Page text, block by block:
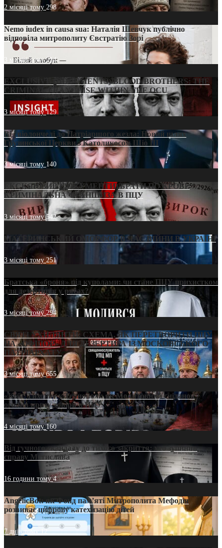
2 місяці тому 298
Nemo iudex in causa sua: Наталія Шевчук публічно
відповіла митрополиту Євстратію Зорі
3 місяці тому214
EXCLUSIVE (DOCUMENTS)/BLOOD BROTHERS: THE
CRIMINAL FRANCHISE WITHIN THE OCU
3 місяці тому129
Від віолончелі до Патріаршого жезла: Новий шлях
Грузинської Церкви з Католикосом Шіо III
3 місяці тому 140
ЕКСКЛЮЗИВ (ДОКУМЕНТИ)/БРАТИ ПО КРОВІ:
КРИМІНАЛЬНА ФРАНШИЗА В ПЦУ
3 місяці тому542
МАТЕРИНСЬКИЙ ОМОРФОР В ЧАС ВІЙНИ В УКРАЇНІ
3 місяці тому251
Братська «броня» під куполами: чи стане ПЦУ прихистком
для дезертирів у рясах?
3 місяці тому294
СВЯТІ УХИЛЯНТИ: СХЕМА, ЯК ПЕРЕТВОРИТИ ПЦУ
НА «ОФШОР» ДЛЯ ДЕЗЕРТИРА ІЗ МОСКОВСЬКОГО
ПАТРІАРХАТУ
3 місяці тому655
«Кейс Тихона» у Тернополі: як Молитовний сніданок
оголив кризу довіри в ПЦУ
4 місяці тому160
Від гучного скандалу до тихого закриття: хто зупинив
справу Мстислава
16 години тому4
AngelicBot: як Фонд пам’яті Митрополита Мефодія
розвиває цифрову катехизацію дітей
7 днів тому12